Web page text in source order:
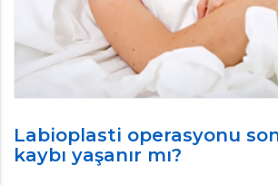
Labioplasti operasyonu
kaybı yaşanır mı?